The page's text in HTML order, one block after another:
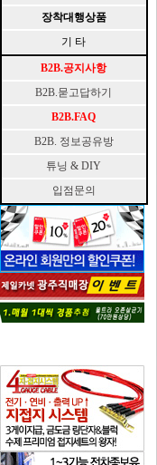
장착대행상품
기 타
B2B.공지사항
B2B.묻고답하기
B2B.FAQ
B2B. 정보공유방
튜닝 & DIY
입점문의